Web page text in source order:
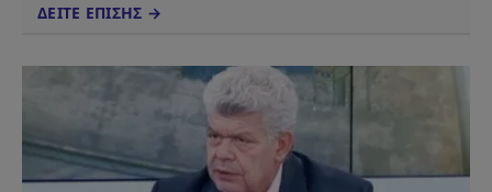
ΔΕΙΤΕ ΕΠΙΣΗΣ →